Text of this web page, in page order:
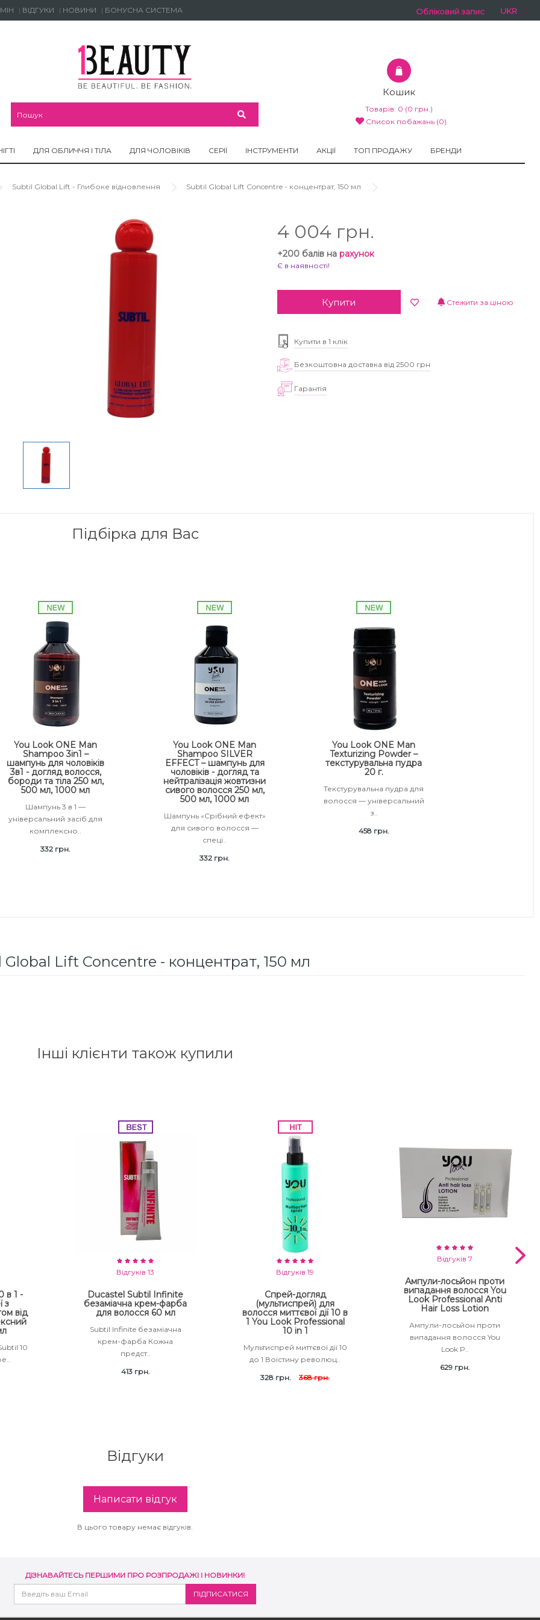
ВІДГУКИ НОВИНИ БОНУСНА СИСТЕМА Обліковий запис UKR
Кошик
Товарів: 0 (0 грн.)
Список побажань (0)
ДЛЯ ОБЛИЧЧЯ І ТІЛА ДЛЯ ЧОЛОВІКІВ СЕРІЇ ІНСТРУМЕНТИ АКЦІЇ ТОП ПРОДАЖУ БРЕНДИ
Subtil Global Lift - Глибоке відновлення Subtil Global Lift Concentre - концентрат, 150 мл
4 004 грн.
+200 балів на рахунок
Є в наявності!
Купити Стежити за ціною
Купити в 1 клік
Безкоштовна доставка від 2500 грн
Гарантія
Підбірка для Вас
You Look ONE Man
Shampoo 3in1 –
шампунь для чоловіків
3в1 - догляд волосся,
бороди та тіла 250 мл,
500 мл, 1000 мл
Шампунь 3 в 1 —
універсальний засіб для
комплексно..
332 грн.
You Look ONE Man
Shampoo SILVER
EFFECT – шампунь для
чоловіків - догляд та
нейтралізація жовтизни
сивого волосся 250 мл,
500 мл, 1000 мл
Шампунь «Срібний ефект»
для сивого волосся —
спеці..
332 грн.
You Look ONE Man
Texturizing Powder –
текстурувальна пудра
20 г.
Текстурувальна пудра для
волосся — універсальний
з..
458 грн.
Lift Concentre - концентрат, 150 мл
Інші клієнти також купили
в 1 -
з
від
10
Відгуків 13
Ducastel Subtil Infinite
безаміачна крем-фарба
для волосся 60 мл
Subtil Infinite безаміачна
крем-фарба Кожна
предст..
413 грн.
Відгуків 19
Спрей-догляд
(мультиспрей) для
волосся миттєвої дії 10 в
1 You Look Professional
10 in 1
Мультиспрей миттєвої дії 10
до 1 Воістину революц..
328 грн.
368 грн.
Відгуків 7
Ампули-лосьйон проти
випадання волосся You
Look Professional Anti
Hair Loss Lotion
Ампули-лосьйон проти
випадання волосся You
Look P..
629 грн.
Відгуки
Написати відгук
В цього товару немає відгуків.
ДІЗНАВАЙТЕСЬ ПЕРШИМИ ПРО РОЗПРОДАЖІ І НОВИНКИ!